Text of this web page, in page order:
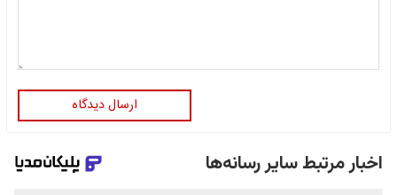
ارسال دیدگاه